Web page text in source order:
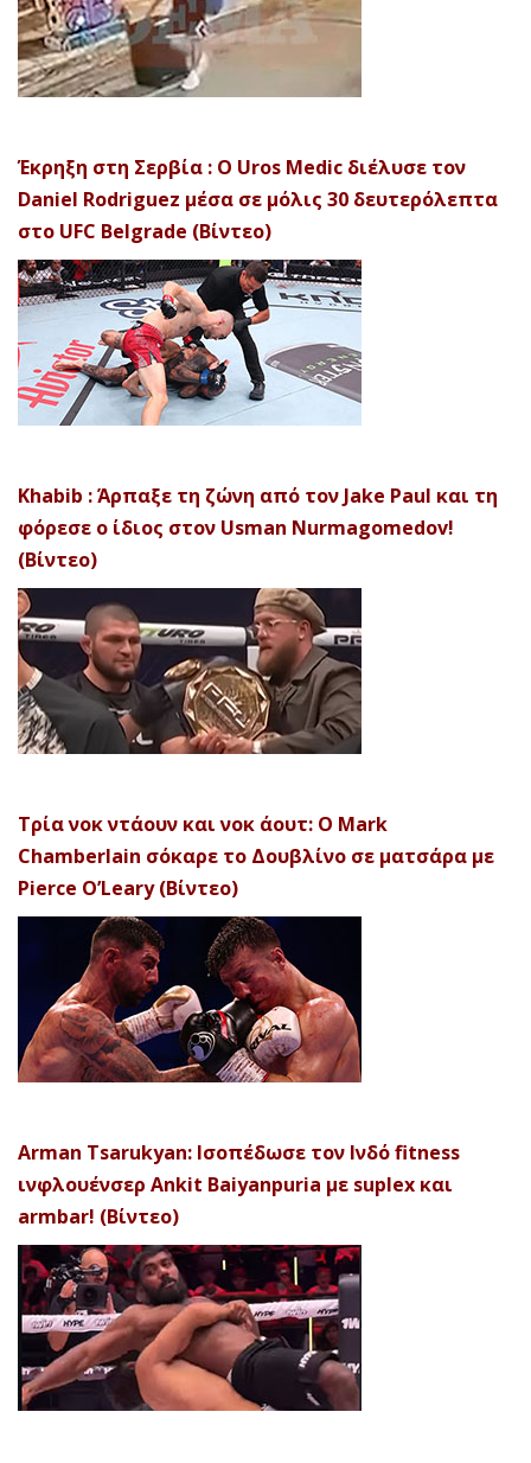
Έκρηξη στη Σερβία : Ο Uros Medic διέλυσε τον
Daniel Rodriguez μέσα σε μόλις 30 δευτερόλεπτα
στο UFC Belgrade (Βίντεο)
Khabib : Άρπαξε τη ζώνη από τον Jake Paul και τη
φόρεσε ο ίδιος στον Usman Nurmagomedov!
(Βίντεο)
Τρία νοκ ντάουν και νοκ άουτ: Ο Mark
Chamberlain σόκαρε το Δουβλίνο σε ματσάρα με
Pierce O’Leary (Βίντεο)
Arman Tsarukyan: Ισοπέδωσε τον Ινδό fitness
ινφλουένσερ Ankit Baiyanpuria με suplex και
armbar! (Βίντεο)